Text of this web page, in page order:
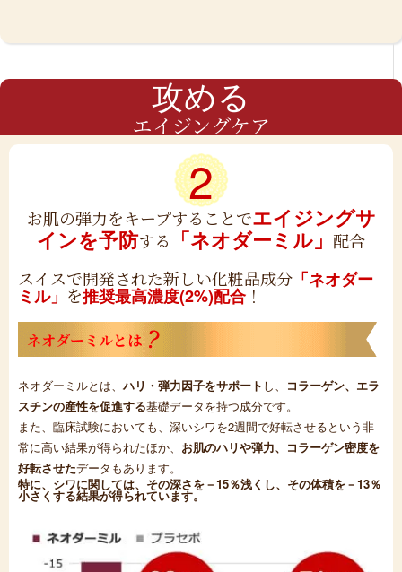
攻める
エイジングケア
2
お肌の弾力をキープすることでエイジングサ
インを予防する 「ネオダーミル」 配合
スイスで開発された新しい化粧品成分 「ネオダー
ミル」 を推奨最高濃度(2%)配合 ！
ネオダーミルとは
ネオダーミルとは、 ハリ・弾力因子をサポート し、
コラーゲン、エラ
スチンの産性を促進する基礎データを持つ成分です。
また、臨床試験においても、深いシワを2週間で好転させるという非
常に高い結果が得られたほか、 お肌のハリや弾力、コラーゲン密度を
好転させたデータもあります。
特に、シワに関しては、その深さを－15％浅くし、その体積を－13％
小さくする結果が得られています。